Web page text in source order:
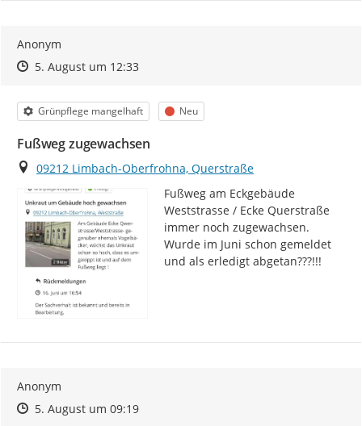
Anonym
Zeitpunkt des Erstellens
Zeitpunkt des Erstellens
5. August um 12:33Zur Äußerung
Kategorie
Grünpflege mangelhaft Status
Neu
Fußweg zugewachsen
Ort
09212 Limbach-Oberfrohna, Querstraße
Fußweg am Eckgebäude
Weststrasse / Ecke Querstraße
immer noch zugewachsen.
Wurde im Juni schon gemeldet
und als erledigt abgetan???!!!
Anonym
Zeitpunkt des Erstellens
Zeitpunkt des Erstellens
5. August um 09:19Zur Äußerung